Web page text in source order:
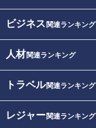
ビジネス 関連ランキング
人材関連ランキング
トラベル関連ランキング
レジャー関連ランキング